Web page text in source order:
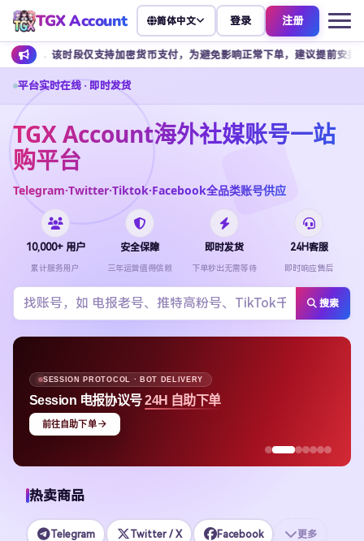
TGX Account 简体中文 登录 注册
仅支持加密货币支付，为避免影响正常下单，建议提前安排余额充值。
平台实时在线 · 即时发货
TGX Account海外社媒账号一站
购平台
Telegram·Twitter·Tiktok·Facebook全品类账号供应
10,000+ 用户
累计服务用户
安全保障
三年运营值得信赖
即时发货
下单秒出无需等待
24H客服
即时响应售后
搜索
SESSION PROTOCOL · BOT DELIVERY
Session 电报协议号24H 自助下单
前往自助下单
热卖商品
Telegram Twitter / X Facebook 更多